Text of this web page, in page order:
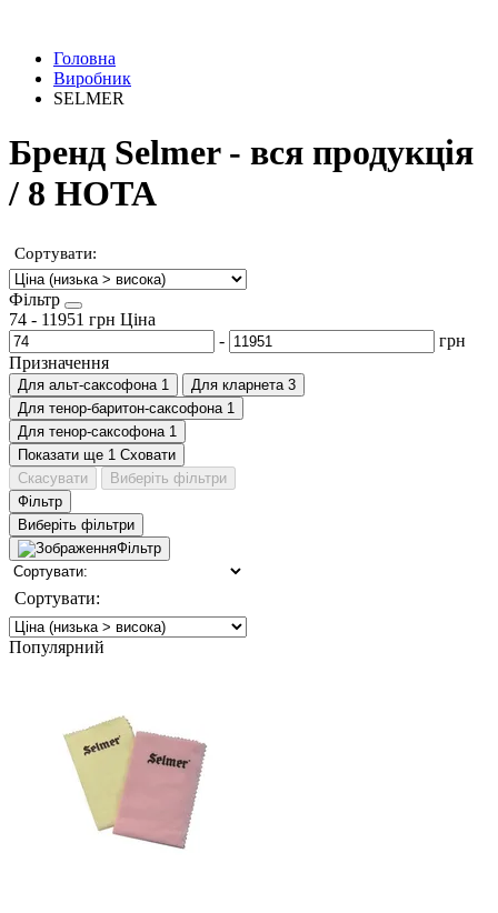
Головна
Виробник
SELMER
Бренд Selmer - вся продукція
/ 8 НОТА
Сортувати:
Фільтр
74 - 11951 грн Ціна
-
грн
Призначення
Для альт-саксофона 1 Для кларнета 3
Для тенор-баритон-саксофона 1
Для тенор-саксофона 1
Показати ще 1 Сховати
Скасувати
Виберіть фільтри
Фільтр
Виберіть фільтри
Фільтр
Сортувати:
Популярний